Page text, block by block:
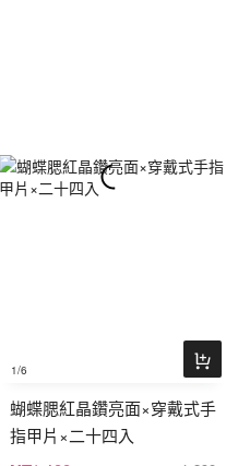
1/6
蝴蝶腮紅晶鑽亮面×穿戴式手
指甲片×二十四入